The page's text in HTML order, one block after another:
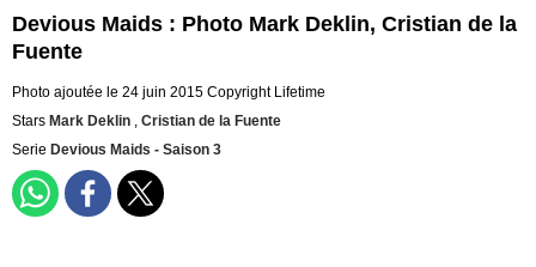
Devious Maids : Photo Mark Deklin, Cristian de la
Fuente
Photo ajoutée le 24 juin 2015 Copyright Lifetime
Stars Mark Deklin , Cristian de la Fuente
Serie Devious Maids - Saison 3